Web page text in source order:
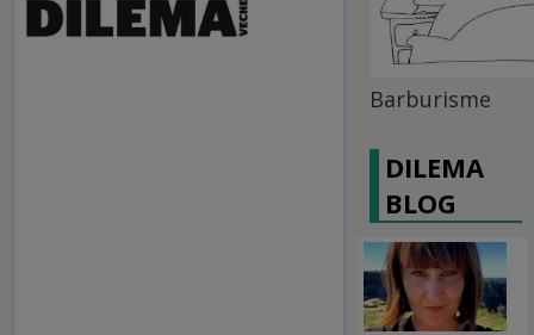
Barburisme
DILEMA
BLOG